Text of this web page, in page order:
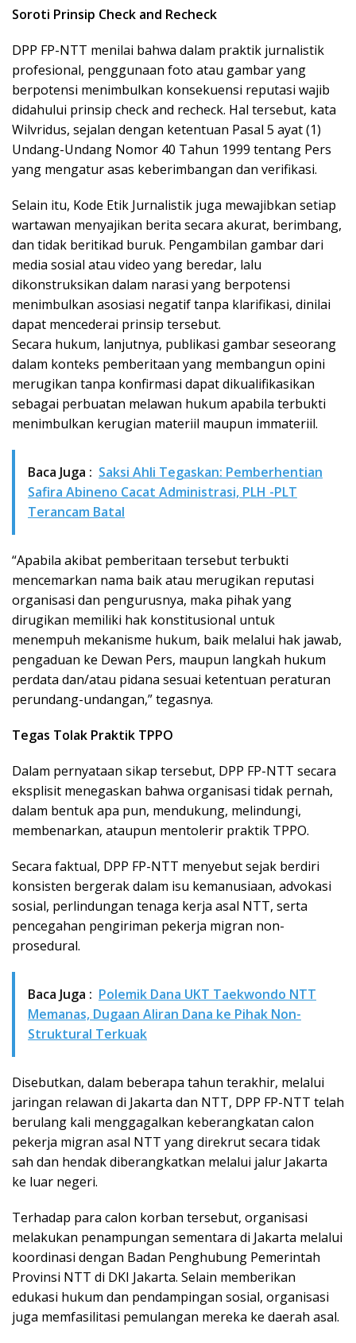
Soroti Prinsip Check and Recheck
DPP FP-NTT menilai bahwa dalam praktik jurnalistik
profesional, penggunaan foto atau gambar yang
berpotensi menimbulkan konsekuensi reputasi wajib
didahului prinsip check and recheck. Hal tersebut, kata
Wilvridus, sejalan dengan ketentuan Pasal 5 ayat (1)
Undang-Undang Nomor 40 Tahun 1999 tentang Pers
yang mengatur asas keberimbangan dan verifikasi.
Selain itu, Kode Etik Jurnalistik juga mewajibkan setiap
wartawan menyajikan berita secara akurat, berimbang,
dan tidak beritikad buruk. Pengambilan gambar dari
media sosial atau video yang beredar, lalu
dikonstruksikan dalam narasi yang berpotensi
menimbulkan asosiasi negatif tanpa klarifikasi, dinilai
dapat mencederai prinsip tersebut.
Secara hukum, lanjutnya, publikasi gambar seseorang
dalam konteks pemberitaan yang membangun opini
merugikan tanpa konfirmasi dapat dikualifikasikan
sebagai perbuatan melawan hukum apabila terbukti
menimbulkan kerugian materiil maupun immateriil.
Baca Juga : Saksi Ahli Tegaskan: Pemberhentian
Safira Abineno Cacat Administrasi, PLH -PLT
Terancam Batal
“Apabila akibat pemberitaan tersebut terbukti
mencemarkan nama baik atau merugikan reputasi
organisasi dan pengurusnya, maka pihak yang
dirugikan memiliki hak konstitusional untuk
menempuh mekanisme hukum, baik melalui hak jawab,
pengaduan ke Dewan Pers, maupun langkah hukum
perdata dan/atau pidana sesuai ketentuan peraturan
perundang-undangan,” tegasnya.
Tegas Tolak Praktik TPPO
Dalam pernyataan sikap tersebut, DPP FP-NTT secara
eksplisit menegaskan bahwa organisasi tidak pernah,
dalam bentuk apa pun, mendukung, melindungi,
membenarkan, ataupun mentolerir praktik TPPO.
Secara faktual, DPP FP-NTT menyebut sejak berdiri
konsisten bergerak dalam isu kemanusiaan, advokasi
sosial, perlindungan tenaga kerja asal NTT, serta
pencegahan pengiriman pekerja migran non-
prosedural.
Baca Juga : Polemik Dana UKT Taekwondo NTT
Memanas, Dugaan Aliran Dana ke Pihak Non-
Struktural Terkuak
Disebutkan, dalam beberapa tahun terakhir, melalui
jaringan relawan di Jakarta dan NTT, DPP FP-NTT telah
berulang kali menggagalkan keberangkatan calon
pekerja migran asal NTT yang direkrut secara tidak
sah dan hendak diberangkatkan melalui jalur Jakarta
ke luar negeri.
Terhadap para calon korban tersebut, organisasi
melakukan penampungan sementara di Jakarta melalui
koordinasi dengan Badan Penghubung Pemerintah
Provinsi NTT di DKI Jakarta. Selain memberikan
edukasi hukum dan pendampingan sosial, organisasi
juga memfasilitasi pemulangan mereka ke daerah asal.